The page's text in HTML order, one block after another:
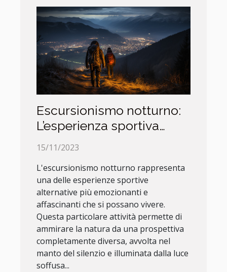
Escursionismo notturno:
L’esperienza sportiva
alternativa
15/11/2023
L'escursionismo notturno rappresenta
una delle esperienze sportive
alternative più emozionanti e
affascinanti che si possano vivere.
Questa particolare attività permette di
ammirare la natura da una prospettiva
completamente diversa, avvolta nel
manto del silenzio e illuminata dalla luce
soffusa...